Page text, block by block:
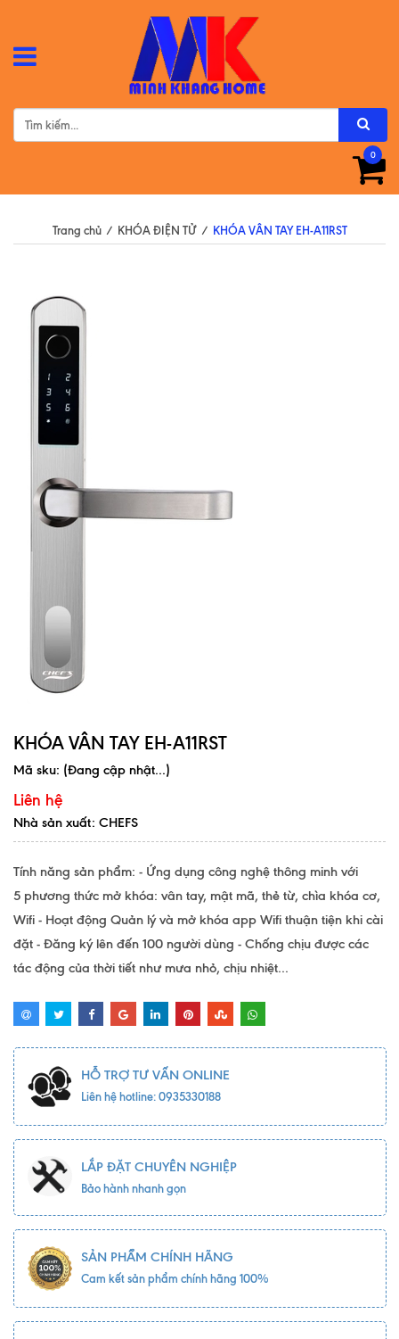
0
Trang chủ / KHÓA ĐIỆN TỬ / KHÓA VÂN TAY EH-A11RST
KHÓA VÂN TAY EH-A11RST
Mã sku: (Đang cập nhật...)
Liên hệ
Nhà sản xuất: CHEFS
Tính năng sản phẩm: - Ứng dụng công nghệ thông minh với
5 phương thức mở khóa: vân tay, mật mã, thẻ từ, chìa khóa cơ,
Wifi - Hoạt động Quản lý và mở khóa app Wifi thuận tiện khi cài
đặt - Đăng ký lên đến 100 người dùng - Chống chịu được các
tác động của thời tiết như mưa nhỏ, chịu nhiệt...
HỖ TRỢ TƯ VẤN ONLINE
Liên hệ hotline: 0935330188
LẮP ĐẶT CHUYÊN NGHIỆP
Bảo hành nhanh gọn
SẢN PHẨM CHÍNH HÃNG
Cam kết sản phẩm chính hãng 100%